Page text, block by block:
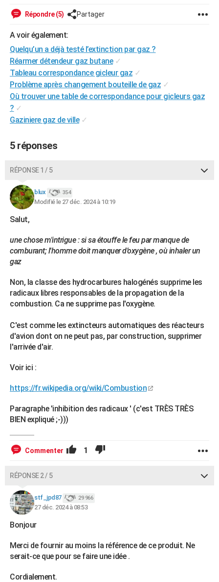
Répondre (5) Partager
A voir également:
Quelqu’un a déjà testé l’extinction par gaz ?
Réarmer détendeur gaz butane ✓
Tableau correspondance gicleur gaz ✓
Problème après changement bouteille de gaz ✓
Où trouver une table de correspondance pour gicleurs gaz
? ✓
Gaziniere gaz de ville ✓
5 réponses
RÉPONSE 1 / 5
blux 354
Modifié le 27 déc. 2024 à 10:19
Salut,
une chose m'intrigue : si sa étouffe le feu par manque de
comburant; l'homme doit manquer d’oxygène , où inhaler un
gaz
Non, la classe des hydrocarbures halogénés supprime les
radicaux libres responsables de la propagation de la
combustion. Ca ne supprime pas l'oxygène.
C'est comme les extincteurs automatiques des réacteurs
d'avion dont on ne peut pas, par construction, supprimer
l'arrivée d'air.
Voir ici :
https://fr.wikipedia.org/wiki/Combustion
Paragraphe 'inhibition des radicaux ' (c'est TRÈS TRÈS
BIEN expliqué ;-)))
Commenter 1
RÉPONSE 2 / 5
stf_jpd87 29 966
27 déc. 2024 à 08:53
Bonjour
Merci de fournir au moins la référence de ce produit. Ne
serait-ce que pour se faire une idée .
Cordialement.